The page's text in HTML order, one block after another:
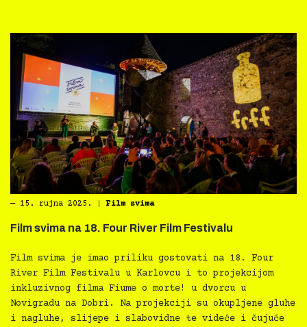
― 15. rujna 2025. Film svima
Film svima na 18. Four River Film Festivalu
Film svima je imao priliku gostovati na 18. Four
River Film Festivalu u Karlovcu i to projekcijom
inkluzivnog filma Fiume o morte! u dvorcu u
Novigradu na Dobri. Na projekciji su okupljene gluhe
i nagluhe, slijepe i slabovidne te videće i čujuće